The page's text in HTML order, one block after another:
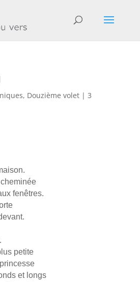
, Douzième volet| 3
fenêtres.
petite
et longs